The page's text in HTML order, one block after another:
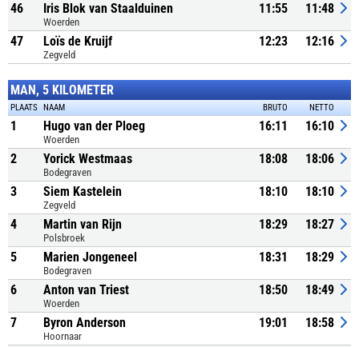
46 Iris Blok van Staalduinen
Woerden
11:55 11:48
47 Loïs de Kruijf
Zegveld
12:23 12:16
MAN, 5 KILOMETER
PLAATS NAAM BRUTO NETTO
1 Hugo van der Ploeg
Woerden
16:11 16:10
2 Yorick Westmaas
Bodegraven
18:08 18:06
3 Siem Kastelein
Zegveld
18:10 18:10
4 Martin van Rijn
Polsbroek
18:29 18:27
5 Marien Jongeneel
Bodegraven
18:31 18:29
6 Anton van Triest
Woerden
18:50 18:49
7 Byron Anderson
Hoornaar
19:01 18:58